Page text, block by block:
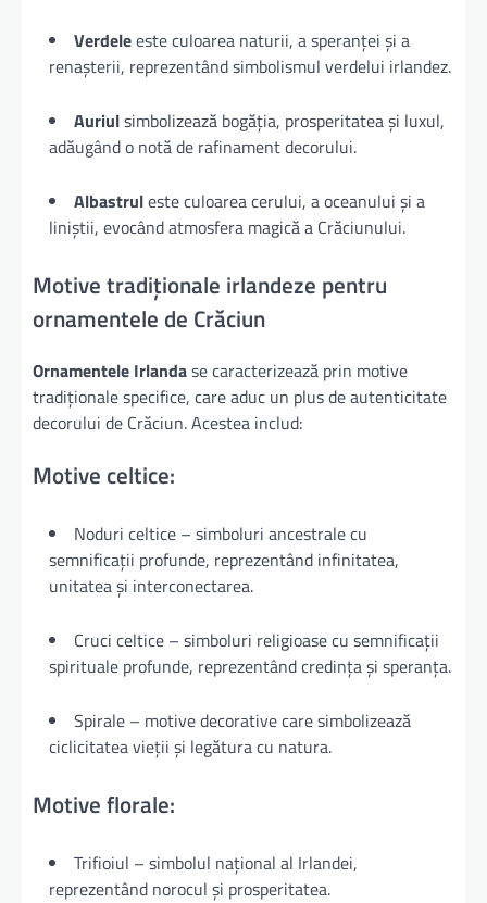
Verdeleeste culoarea naturii, a speranței și a
renașterii, reprezentând simbolismul verdelui irlandez.
Auriulsimbolizează bogăția, prosperitatea și luxul,
adăugând o notă de rafinament decorului.
Albastruleste culoarea cerului, a oceanului și a
liniștii, evocând atmosfera magică a Crăciunului.
Motive tradiționale irlandeze pentru
ornamentele de Crăciun
Ornamentele Irlandase caracterizează prin motive
tradiționale specifice, care aduc un plus de autenticitate
decorului de Crăciun. Acestea includ:
Motive celtice:
Noduri celtice – simboluri ancestrale cu
semnificații profunde, reprezentând infinitatea,
unitatea și interconectarea.
Cruci celtice – simboluri religioase cu semnificații
spirituale profunde, reprezentând credința și speranța.
Spirale – motive decorative care simbolizează
ciclicitatea vieții și legătura cu natura.
Motive florale:
Trifioiul – simbolul național al Irlandei,
reprezentând norocul și prosperitatea.